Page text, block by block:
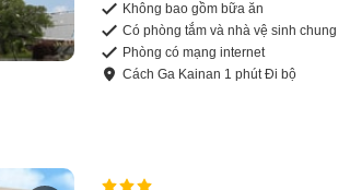
Không bao gồm bữa ăn
Có phòng tắm và nhà vệ sinh chung
Phòng có mạng internet
CáchGa Kainan 1 phútĐi bộ